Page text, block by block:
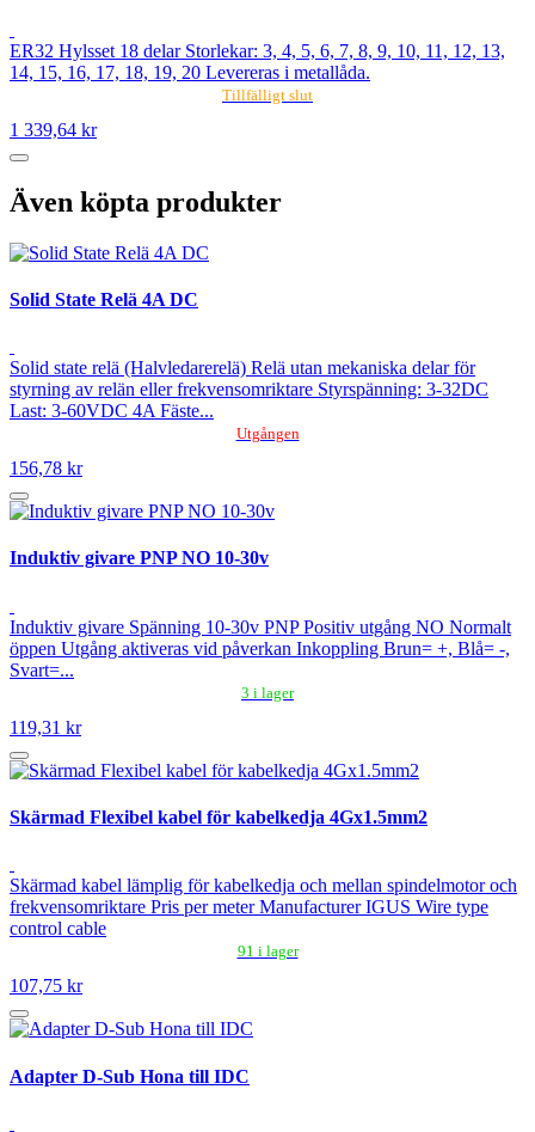
ER32 Hylsset 18 delar Storlekar: 3, 4, 5, 6, 7, 8, 9, 10, 11, 12, 13,
14, 15, 16, 17, 18, 19, 20 Levereras i metallåda.
Tillfälligt slut
1 339,64 kr
Även köpta produkter
Solid State Relä 4A DC
Solid state relä (Halvledarerelä) Relä utan mekaniska delar för
styrning av relän eller frekvensomriktare Styrspänning: 3-32DC
Last: 3-60VDC 4A Fäste...
Utgången
156,78 kr
Induktiv givare PNP NO 10-30v
Induktiv givare Spänning 10-30v PNP Positiv utgång NO Normalt
öppen Utgång aktiveras vid påverkan Inkoppling Brun= +, Blå= -,
Svart=...
3 i lager
119,31 kr
Skärmad Flexibel kabel för kabelkedja 4Gx1.5mm2
Skärmad kabel lämplig för kabelkedja och mellan spindelmotor och
frekvensomriktare Pris per meter Manufacturer IGUS Wire type
control cable
91 i lager
107,75 kr
Adapter D-Sub Hona till IDC